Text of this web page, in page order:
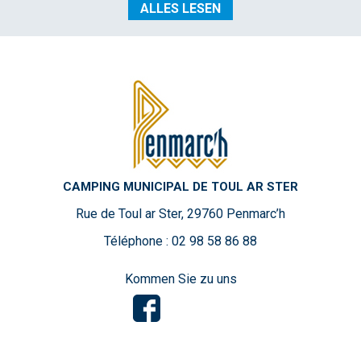
ALLES LESEN
CAMPING MUNICIPAL DE TOUL AR STER
Rue de Toul ar Ster, 29760 Penmarc’h
Téléphone : 02 98 58 86 88
Kommen Sie zu uns